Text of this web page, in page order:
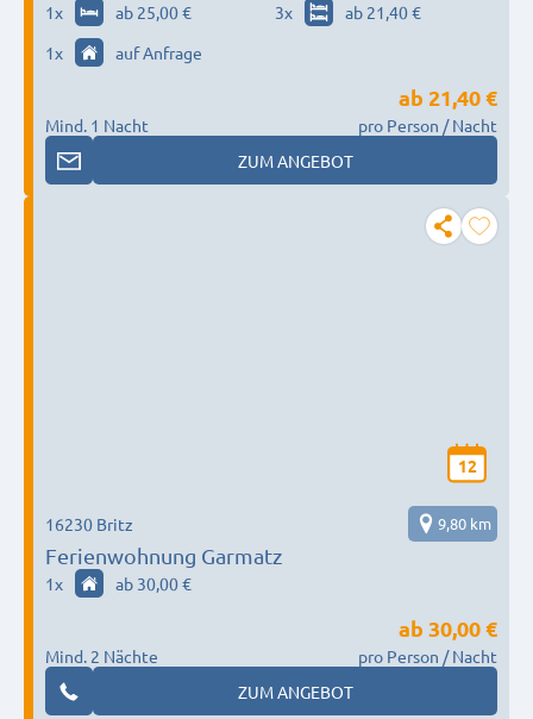
1x ab 25,00 € 3x
ab 21,40 €
1x auf Anfrage
Mind. 1 Nacht
ab 21,40 €
pro Person / Nacht
ZUM ANGEBOT
12
Ferienwohnung Garmatz
16230 Britz 9,80 km
1x ab 30,00 €
Mind. 2 Nächte
ab 30,00 €
pro Person / Nacht
ZUM ANGEBOT